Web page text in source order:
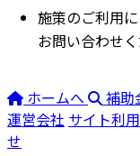
施策のご利用
お問い合わせく
ホームへ
補助
運営会社 サイト利
せ